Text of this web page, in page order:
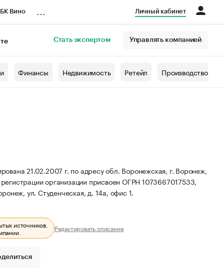
Вино Личный кабинет
Стать экспертом Управлять компанией
Финансы Недвижимость Ретейл Производство
21.02.2007 г. по адресу обл. Воронежская, г. Воронеж,
организации присвоен ОГРН 1073667017533,
ул. Студенческая, д. 14а, офис 1.
источников. Редактировать описание